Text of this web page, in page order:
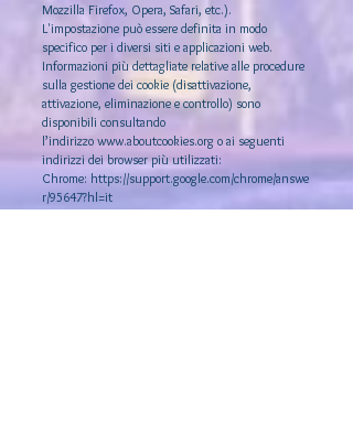
Mozzilla Firefox, Opera, Safari, etc.).
L'impostazione può essere definita in modo
specifico per i diversi siti e applicazioni web.
Informazioni più dettagliate relative alle procedure
sulla gestione dei cookie (disattivazione,
attivazione, eliminazione e controllo) sono
disponibili consultando
l’indirizzo www.aboutcookies.org o ai seguenti
indirizzi dei browser più utilizzati:
Chrome: https://support.google.com/chrome/answe
r/95647?hl=it